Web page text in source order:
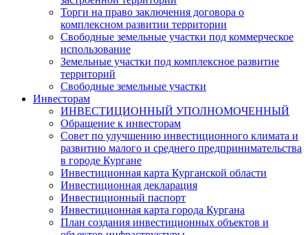
Торги на право заключения договора о
комплексном развитии территории
Свободные земельные участки под коммерческое
использование
Земельные участки под комплексное развитие
территорий
Свободные земельные участки
Инвесторам
ИНВЕСТИЦИОННЫЙ УПОЛНОМОЧЕННЫЙ
Обращение к инвесторам
Совет по улучшению инвестиционного климата и
развитию малого и среднего предпринимательства
в городе Кургане
Инвестиционная карта Курганской области
Инвестиционная декларация
Инвестиционный паспорт
Инвестиционная карта города Кургана
План создания инвестиционных объектов и